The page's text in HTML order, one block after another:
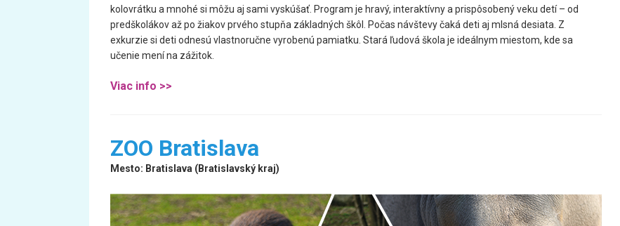
kolovrátku a mnohé si môžu aj sami vyskúšať. Program je hravý, interaktívny a prispôsobený veku detí – od
predškolákov až po žiakov prvého stupňa základných škôl. Počas návštevy čaká deti aj mlsná desiata. Z
exkurzie si deti odnesú vlastnoručne vyrobenú pamiatku. Stará ľudová škola je ideálnym miestom, kde sa
učenie mení na zážitok.
Viac info >>
ZOO Bratislava
Mesto: Bratislava (Bratislavský kraj)